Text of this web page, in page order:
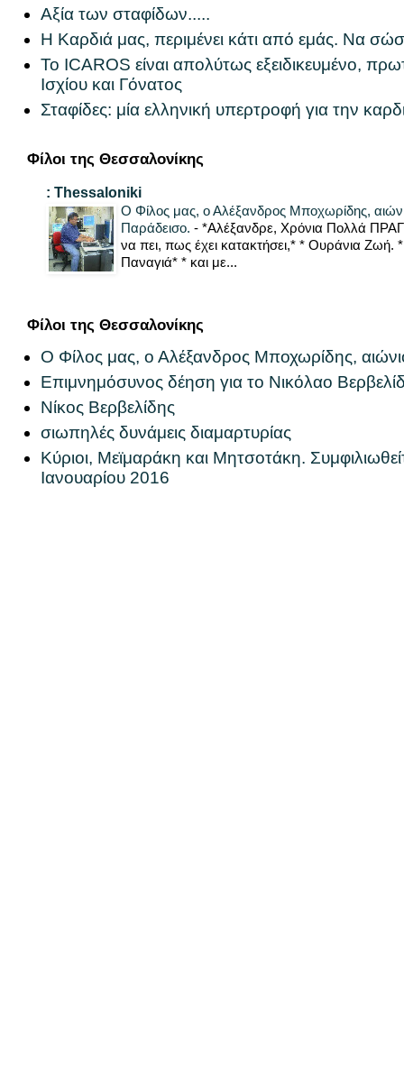
Αξία των σταφίδων.....
Η Καρδιά μας, περιμένει κάτι από εμάς. Να
Το ICAROS είναι απολύτως εξειδικευμένο,
Ισχίου και Γόνατος
Σταφίδες: μία ελληνική υπερτροφή για την
Φίλοι της Θεσσαλονίκης
: Thessaloniki
Ο Φίλος μας, ο Αλέξανδρος Μποχωρίδης,
Παράδεισο. - *Αλέξανδρε, Χρόνια Πολλά
να πει, πως έχει κατακτήσει,* * Ουράνια Ζωή.
Παναγιά* * και με...
Φίλοι της Θεσσαλονίκης
Ο Φίλος μας, ο Αλέξανδρος Μποχωρίδης,
Επιμνημόσυνος δέηση για το Νικόλαο
Νίκος Βερβελίδης
σιωπηλές δυνάμεις διαμαρτυρίας
Κύριοι, Μεϊμαράκη και Μητσοτάκη.
Ιανουαρίου 2016